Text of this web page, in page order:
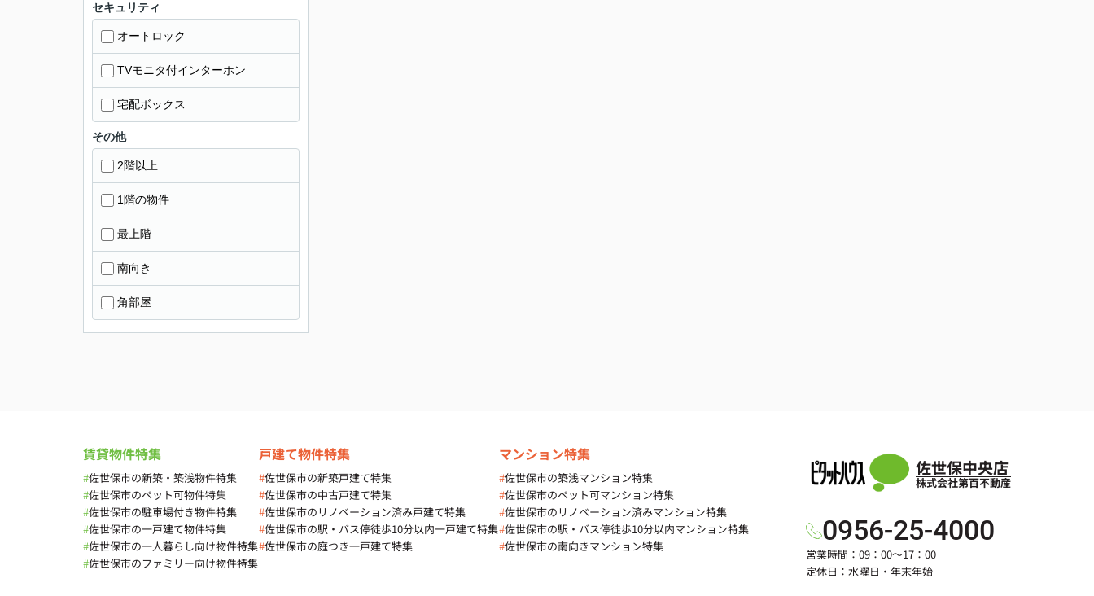
セキュリティ
オートロック
TVモニタ付インターホン
宅配ボックス
その他
2階以上
1階の物件
最上階
南向き
角部屋
賃貸物件特集
#佐世保市の新築・築浅物件特集
#佐世保市のペット可物件特集
#佐世保市の駐車場付き物件特集
#佐世保市の一戸建て物件特集
#佐世保市の一人暮らし向け物件特集
#佐世保市のファミリー向け物件特集
戸建て物件特集
#佐世保市の新築戸建て特集
#佐世保市の中古戸建て特集
#佐世保市のリノベーション済み戸建て特集
#佐世保市の駅・バス停徒歩10分以内一戸建て特集
#佐世保市の庭つき一戸建て特集
マンション特集
#佐世保市の築浅マンション特集
#佐世保市のペット可マンション特集
#佐世保市のリノベーション済みマンション特集
#佐世保市の駅・バス停徒歩10分以内マンション特集
#佐世保市の南向きマンション特集
佐世保中央店
株式会社第百不動産
0956-25-4000
営業時間：09：00～17：00
定休日：水曜日・年末年始